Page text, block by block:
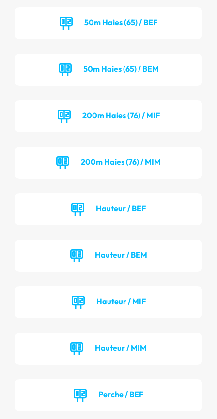
50m Haies (65) / BEF
50m Haies (65) / BEM
200m Haies (76) / MIF
200m Haies (76) / MIM
Hauteur / BEF
Hauteur / BEM
Hauteur / MIF
Hauteur / MIM
Perche / BEF